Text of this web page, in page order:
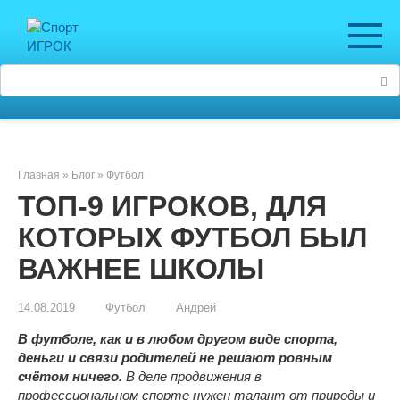
контенту
Главная » Блог » Футбол
ТОП-9 ИГРОКОВ, ДЛЯ
КОТОРЫХ ФУТБОЛ БЫЛ
ВАЖНЕЕ ШКОЛЫ
14.08.2019 Футбол Андрей
В футболе, как и в любом другом виде спорта,
деньги и связи родителей не решают ровным
счётом ничего. В деле продвижения в
профессиональном спорте нужен талант от природы и